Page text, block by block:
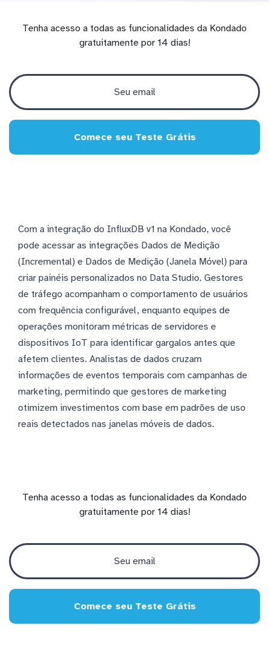
Tenha acesso a todas as funcionalidades da Kondado
gratuitamente por 14 dias!
Comece seu Teste Grátis
Com a integração do InfluxDB v1 na Kondado, você
pode acessar as integrações Dados de Medição
(Incremental) e Dados de Medição (Janela Móvel) para
criar painéis personalizados no Data Studio. Gestores
de tráfego acompanham o comportamento de usuários
com frequência configurável, enquanto equipes de
operações monitoram métricas de servidores e
dispositivos IoT para identificar gargalos antes que
afetem clientes. Analistas de dados cruzam
informações de eventos temporais com campanhas de
marketing, permitindo que gestores de marketing
otimizem investimentos com base em padrões de uso
reais detectados nas janelas móveis de dados.
Tenha acesso a todas as funcionalidades da Kondado
gratuitamente por 14 dias!
Comece seu Teste Grátis